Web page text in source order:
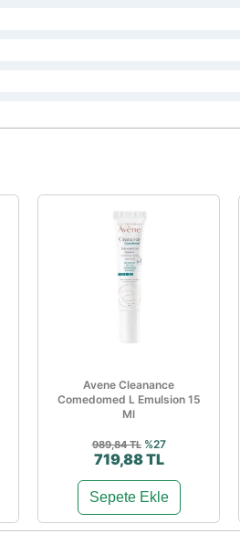
Avene Cleanance
Comedomed L Emulsion 15
Ml
989,84 TL %27
719,88 TL
Sepete Ekle